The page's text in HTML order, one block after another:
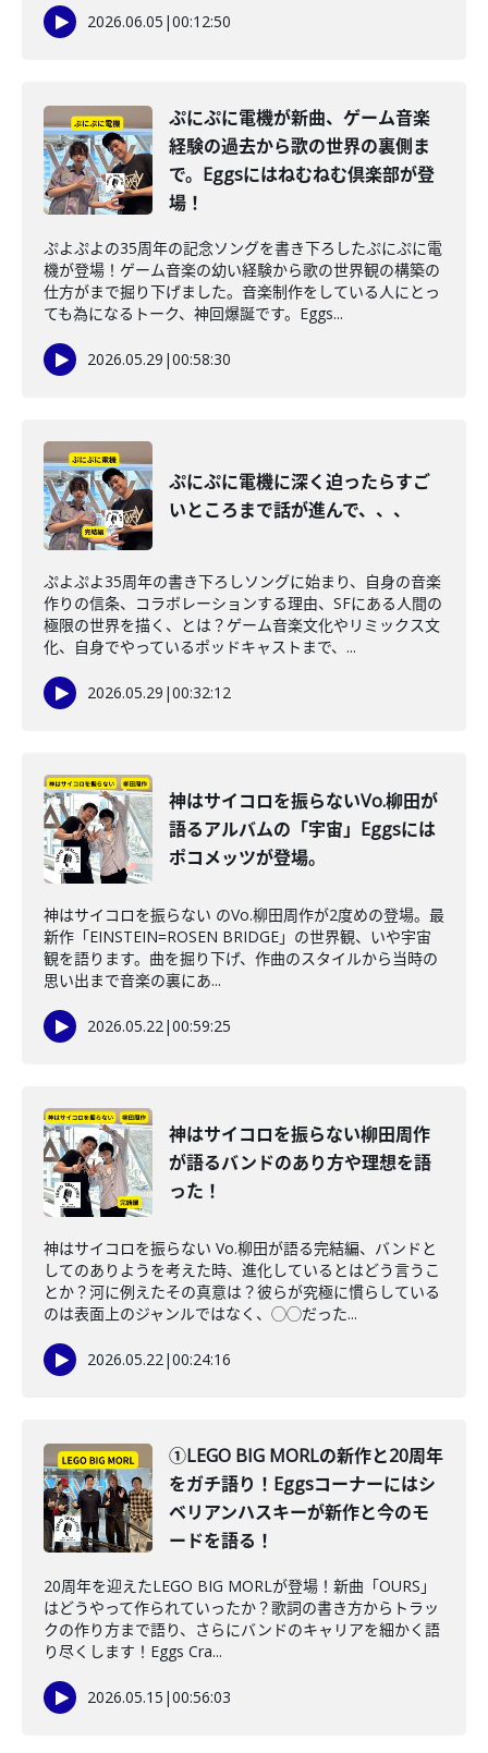
2026.06.05 |00:12:50
ぷにぷに電機が新曲、ゲーム音楽
経験の過去から歌の世界の裏側ま
で。Eggsにはねむねむ倶楽部が登
場！
ぷよぷよの35周年の記念ソングを書き下ろしたぷにぷに電
機が登場！ゲーム音楽の幼い経験から歌の世界観の構築の
仕方がまで掘り下げました。音楽制作をしている人にとっ
ても為になるトーク、神回爆誕です。Eggs...
2026.05.29 |00:58:30
ぷにぷに電機に深く迫ったらすご
いところまで話が進んで、、、
ぷよぷよ35周年の書き下ろしソングに始まり、自身の音楽
作りの信条、コラボレーションする理由、SFにある人間の
極限の世界を描く、とは？ゲーム音楽文化やリミックス文
化、自身でやっているポッドキャストまで、...
2026.05.29 |00:32:12
神はサイコロを振らないVo.柳田が
語るアルバムの「宇宙」Eggsには
ポコメッツが登場。
神はサイコロを振らない のVo.柳田周作が2度めの登場。最
新作「EINSTEIN=ROSEN BRIDGE」の世界観、いや宇宙
観を語ります。曲を掘り下げ、作曲のスタイルから当時の
思い出まで音楽の裏にあ...
2026.05.22|00:59:25
神はサイコロを振らない柳田周作
が語るバンドのあり方や理想を語
った！
神はサイコロを振らない Vo.柳田が語る完結編、バンドと
してのありようを考えた時、進化しているとはどう言うこ
とか？河に例えたその真意は？彼らが究極に慣らしている
のは表面上のジャンルではなく、◯◯だった...
2026.05.22|00:24:16
①LEGO BIG MORLの新作と20周年
をガチ語り！Eggsコーナーにはシ
ベリアンハスキーが新作と今のモ
ードを語る！
20周年を迎えたLEGO BIG MORLが登場！新曲「OURS」
はどうやって作られていったか？歌詞の書き方からトラッ
クの作り方まで語り、さらにバンドのキャリアを細かく語
り尽くします！Eggs Cra...
2026.05.15 |00:56:03